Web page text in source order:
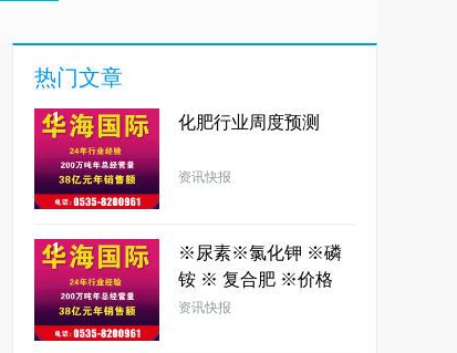
热门文章
1 化肥行业周度预测
资讯快报
1
※尿素※氯化钾 ※磷
铵 ※ 复合肥 ※价格
行情2018年01月15
资讯快报